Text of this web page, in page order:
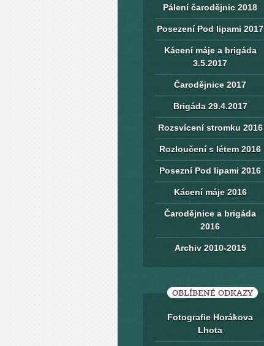
Pálení čarodějnic 2018
Posezení Pod lipami 2017
Kácení máje a brigáda
3.5.2017
Čarodějnice 2017
Brigáda 29.4.2017
Rozsvícení stromku 2016
Rozloučení s létem 2016
Posezní Pod lipami 2016
Kácení máje 2016
Čarodějnice a brigáda
2016
Archiv 2010-2015
OBLÍBENÉ ODKAZY
Fotografie Horákova
Lhota